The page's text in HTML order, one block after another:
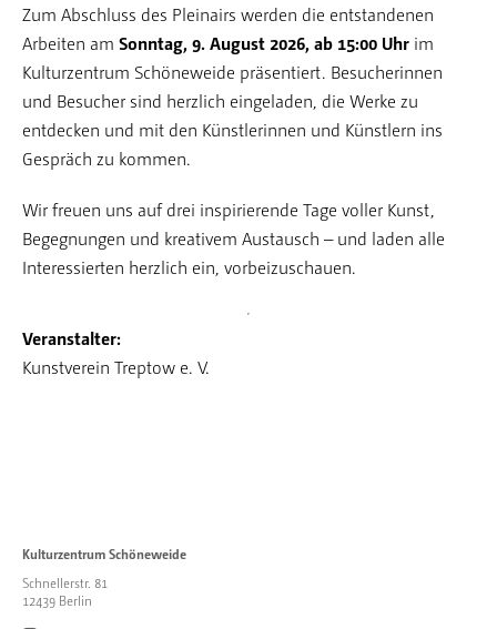
Kulturzentrum Schöneweide
Schnellerstr. 81
12439 Berlin
Zum Abschluss des Pleinairs werden die entstandenen
Arbeiten am Sonntag, 9. August 2026, ab 15:00 Uhr im
Kulturzentrum Schöneweide präsentiert. Besucherinnen
und Besucher sind herzlich eingeladen, die Werke zu
entdecken und mit den Künstlerinnen und Künstlern ins
Gespräch zu kommen.
Wir freuen uns auf drei inspirierende Tage voller Kunst,
Begegnungen und kreativem Austausch – und laden alle
Interessierten herzlich ein, vorbeizuschauen.
Veranstalter:
Kunstverein Treptow e. V.